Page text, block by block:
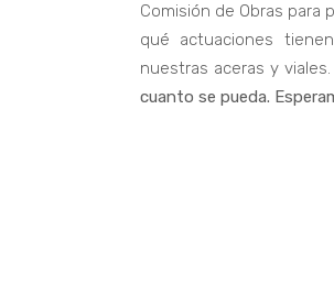
Comisión de Obras
qué actuaciones
nuestras aceras y viales.
cuanto se pueda.